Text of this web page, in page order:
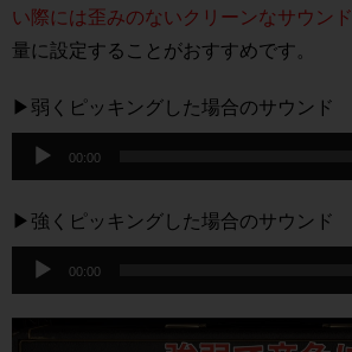
い際には歪みのないクリーンなサウンド
量に設定することがおすすめです。
▶︎弱くピッキングした場合のサウンド
音
ー
00:00
▶︎強くピッキングした場合のサウンド
音
プ
00:00